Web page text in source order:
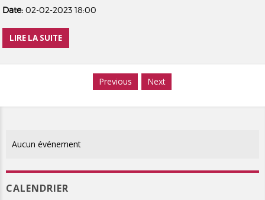
Date: 02-02-2023 18:00
LIRE LA SUITE
Previous Next
Aucun événement
CALENDRIER